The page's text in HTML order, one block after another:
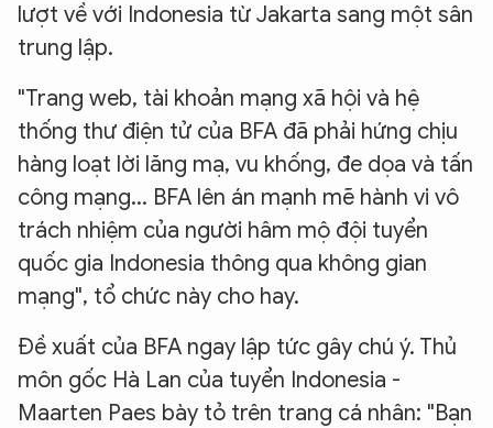
lượt về với Indonesia từ Jakarta sang một sân
trung lập.
"Trang web, tài khoản mạng xã hội và hệ
thống thư điện tử của BFA đã phải hứng chịu
hàng loạt lời lăng mạ, vu khống, đe dọa và tấn
công mạng... BFA lên án mạnh mẽ hành vi vô
trách nhiệm của người hâm mộ đội tuyển
quốc gia Indonesia thông qua không gian
mạng", tổ chức này cho hay.
Đề xuất của BFA ngay lập tức gây chú ý. Thủ
môn gốc Hà Lan của tuyển Indonesia -
Maarten Paes bày tỏ trên trang cá nhân: "Bạn